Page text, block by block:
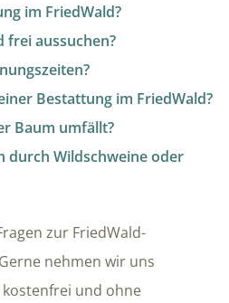
im FriedWald?
frei aussuchen?
Bestattung im FriedWald?
Baum umfällt?
durch Wildschweine oder
zur FriedWald-
nehmen wir uns
und ohne